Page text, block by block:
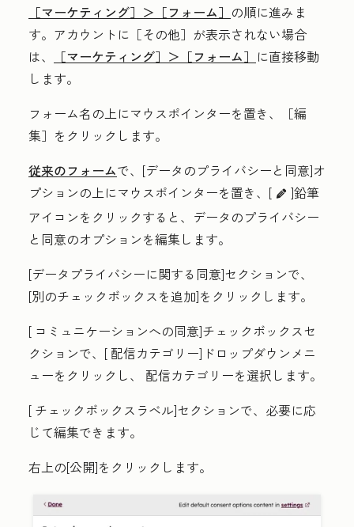
［マーケティング］＞ ［フォーム］ の順に進みま
す。アカウントに ［その他］が表示されない場合
は、
［マーケティング］＞ ［フォーム］ に直接移動
します。
フォーム名の上にマウスポインターを置き、［編
集］ をクリックします。
従来のフォームで、[データのプライバシーと同意]オ
プションの上にマウスポインターを置き、[ edit ]鉛筆
アイコンをクリックすると、データのプライバシー
と同意のオプションを編集します。
[データプライバシーに関する同意]セクションで、
[別のチェックボックスを追加]をクリックします。
[ コミュニケーションへの同意]チェックボックスセ
クションで、[ 配信カテゴリー] ドロップダウンメニ
ューをクリックし、 配信カテゴリーを選択します。
[ チェックボックスラベル]セクションで、必要に応
じて編集できます。
右上の[公開]をクリックします。